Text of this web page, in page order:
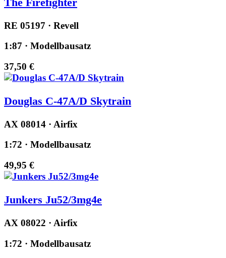
RE 05197 · Revell
1:87 · Modellbausatz
37,50 €
Douglas C-47A/D Skytrain
AX 08014 · Airfix
1:72 · Modellbausatz
49,95 €
Junkers Ju52/3mg4e
AX 08022 · Airfix
1:72 · Modellbausatz